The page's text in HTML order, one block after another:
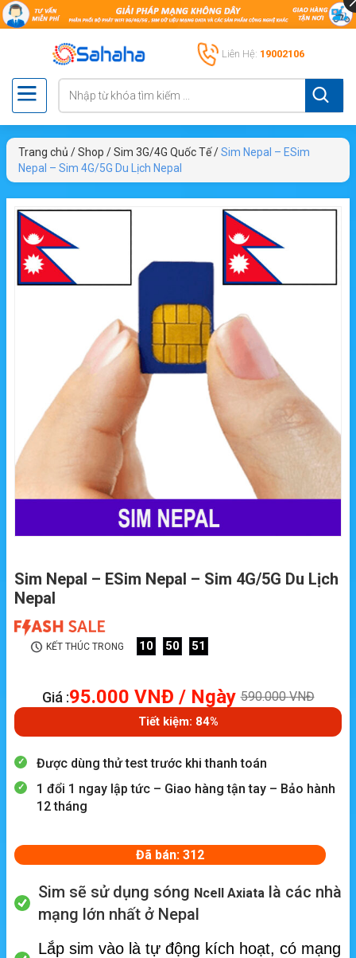
Liên Hệ: 19002106
Trang chủ /Shop /Sim 3G/4G Quốc Tế/Sim Nepal – ESim
Nepal – Sim 4G/5G Du Lịch Nepal
Sim Nepal – ESim Nepal – Sim 4G/5G Du Lịch
Nepal
KẾT THÚC TRONG 10 50 50
Giá :95.000 VNĐ / Ngày 590.000VNĐ
Tiết kiệm: 84%
Được dùng thử test trước khi thanh toán
1 đổi 1 ngay lập tức – Giao hàng tận tay – Bảo hành
12 tháng
Đã bán: 312
Sim sẽ sử dụng sóng Ncell Axiata là các nhà
mạng lớn nhất ở Nepal
Lắp sim vào là tự động kích hoạt, có mạng